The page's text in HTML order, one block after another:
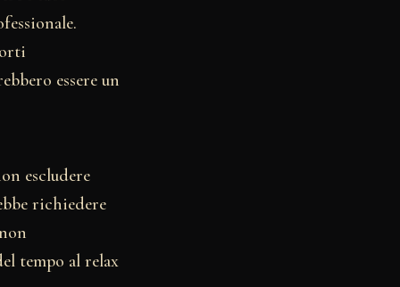
essere un
escludere
richiedere
tempo al relax